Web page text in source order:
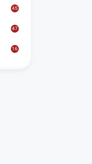
45
47
16